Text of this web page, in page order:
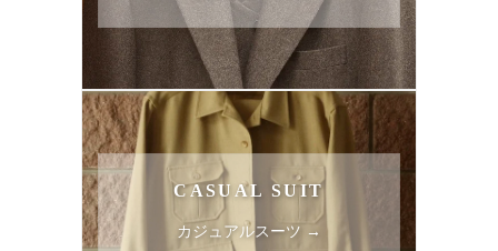
CASUAL SUIT
カジュアルスーツ →